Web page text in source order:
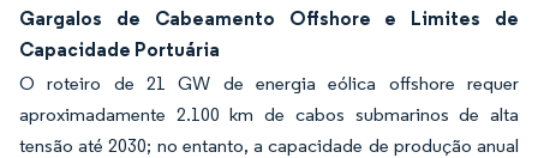
Gargalos de Cabeamento Offshore e Limites de
Capacidade Portuária
O roteiro de 21 GW de energia eólica offshore requer
aproximadamente 2.100 km de cabos submarinos de alta
tensão até 2030; no entanto, a capacidade de produção anual